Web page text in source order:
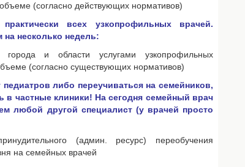
(согласно действующих нормативов)
всех узкопрофильных врачей.
на несколько недель:
города и области услугами узкопрофильных
(согласно существующих нормативов)
либо переучиваться на семейников,
в частные клиники! На сегодня семейный врач
любой другой специалист (у врачей просто
(админ. ресурс) переобучения
на семейных врачей